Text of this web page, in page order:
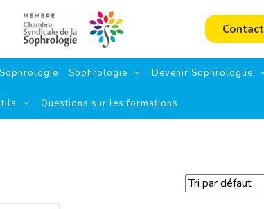
Contact
Sophrologie Devenir Sophrologue
Questions sur les formations